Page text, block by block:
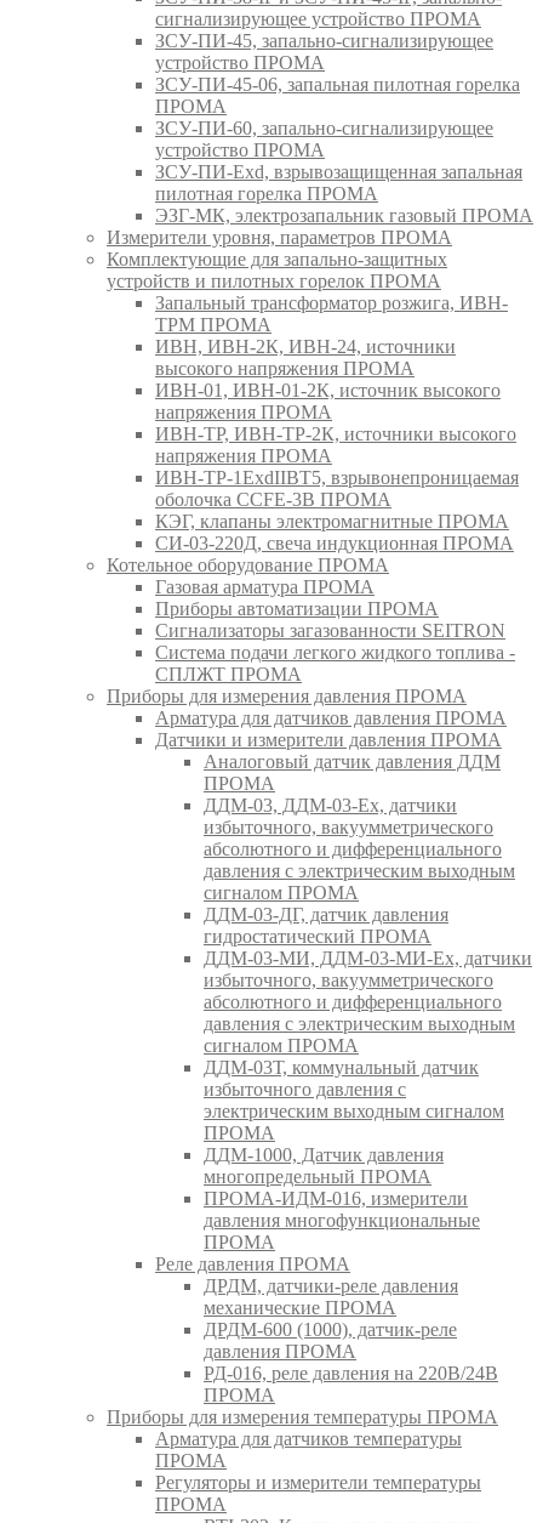
сигнализирующее устройство ПРОМА
ЗСУ-ПИ-45, запально-сигнализирующее
устройство ПРОМА
ЗСУ-ПИ-45-06, запальная пилотная горелка
ПРОМА
ЗСУ-ПИ-60, запально-сигнализирующее
устройство ПРОМА
ЗСУ-ПИ-Exd, взрывозащищенная запальная
пилотная горелка ПРОМА
ЭЗГ-МК, электрозапальник газовый ПРОМА
Измерители уровня, параметров ПРОМА
Комплектующие для запально-защитных
устройств и пилотных горелок ПРОМА
Запальный трансформатор розжига, ИВН-
ТРМ ПРОМА
ИВН, ИВН-2К, ИВН-24, источники
высокого напряжения ПРОМА
ИВН-01, ИВН-01-2К, источник высокого
напряжения ПРОМА
ИВН-ТР, ИВН-ТР-2К, источники высокого
напряжения ПРОМА
ИВН-ТР-1ExdIIBT5, взрывонепроницаемая
оболочка CCFE-3B ПРОМА
КЭГ, клапаны электромагнитные ПРОМА
СИ-03-220Д, свеча индукционная ПРОМА
Котельное оборудование ПРОМА
Газовая арматура ПРОМА
Приборы автоматизации ПРОМА
Сигнализаторы загазованности SEITRON
Система подачи легкого жидкого топлива -
СПЛЖТ ПРОМА
Приборы для измерения давления ПРОМА
Арматура для датчиков давления ПРОМА
Датчики и измерители давления ПРОМА
Аналоговый датчик давления ДДМ
ПРОМА
ДДМ-03, ДДМ-03-Ех, датчики
избыточного, вакуумметрического
абсолютного и дифференциального
давления с электрическим выходным
сигналом ПРОМА
ДДМ-03-ДГ, датчик давления
гидростатический ПРОМА
ДДМ-03-МИ, ДДМ-03-МИ-Ех, датчики
избыточного, вакуумметрического
абсолютного и дифференциального
давления с электрическим выходным
сигналом ПРОМА
ДДМ-03Т, коммунальный датчик
избыточного давления с
электрическим выходным сигналом
ПРОМА
ДДМ-1000, Датчик давления
многопредельный ПРОМА
ПРОМА-ИДМ-016, измерители
давления многофункциональные
ПРОМА
Реле давления ПРОМА
ДРДМ, датчики-реле давления
механические ПРОМА
ДРДМ-600 (1000), датчик-реле
давления ПРОМА
РД-016, реле давления на 220В/24В
ПРОМА
Приборы для измерения температуры ПРОМА
Арматура для датчиков температуры
ПРОМА
Регуляторы и измерители температуры
ПРОМА